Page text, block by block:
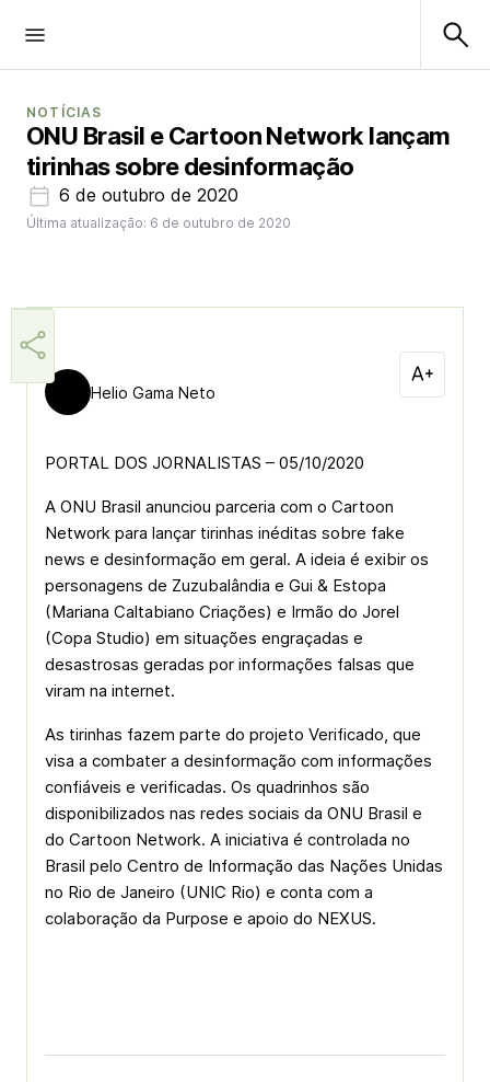
NOTÍCIAS
ONU Brasil e Cartoon Network lançam
tirinhas sobre desinformação
6 de outubro de 2020
Última atualização: 6 de outubro de 2020
Helio Gama Neto
PORTAL DOS JORNALISTAS – 05/10/2020
A ONU Brasil anunciou parceria com o Cartoon
Network para lançar tirinhas inéditas sobre fake
news e desinformação em geral. A ideia é exibir os
personagens de Zuzubalândia e Gui & Estopa
(Mariana Caltabiano Criações) e Irmão do Jorel
(Copa Studio) em situações engraçadas e
desastrosas geradas por informações falsas que
viram na internet.
As tirinhas fazem parte do projeto Verificado, que
visa a combater a desinformação com informações
confiáveis e verificadas. Os quadrinhos são
disponibilizados nas redes sociais da ONU Brasil e
do Cartoon Network. A iniciativa é controlada no
Brasil pelo Centro de Informação das Nações Unidas
no Rio de Janeiro (UNIC Rio) e conta com a
colaboração da Purpose e apoio do NEXUS.